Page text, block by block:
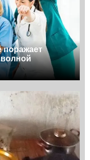
поражает
волной